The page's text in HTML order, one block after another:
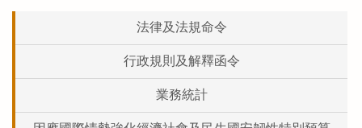
法律及法規命令
行政規則及解釋函令
業務統計